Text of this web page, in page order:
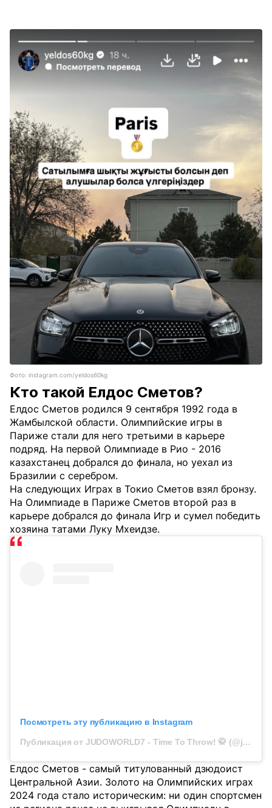
Фото: instagram.com/yeldos60kg
Кто такой Елдос Сметов?
Елдос Сметов родился 9 сентября 1992 года в
Жамбылской области. Олимпийские игры в
Париже стали для него третьими в карьере
подряд. На первой Олимпиаде в Рио - 2016
казахстанец добрался до финала, но уехал из
Бразилии с серебром.
На следующих Играх в Токио Сметов взял бронзу.
На Олимпиаде в Париже Сметов второй раз в
карьере добрался до финала Игр и сумел победить
хозяина татами Луку Мхеидзе.
Посмотреть эту публикацию в Instagram
Публикация от JUDOWORLD7 - Time To Throw! 🥋 (@judoworld7)
Елдос Сметов - самый титулованный дзюдоист
Центральной Азии. Золото на Олимпийских играх
2024 года стало историческим: ни один спортсмен